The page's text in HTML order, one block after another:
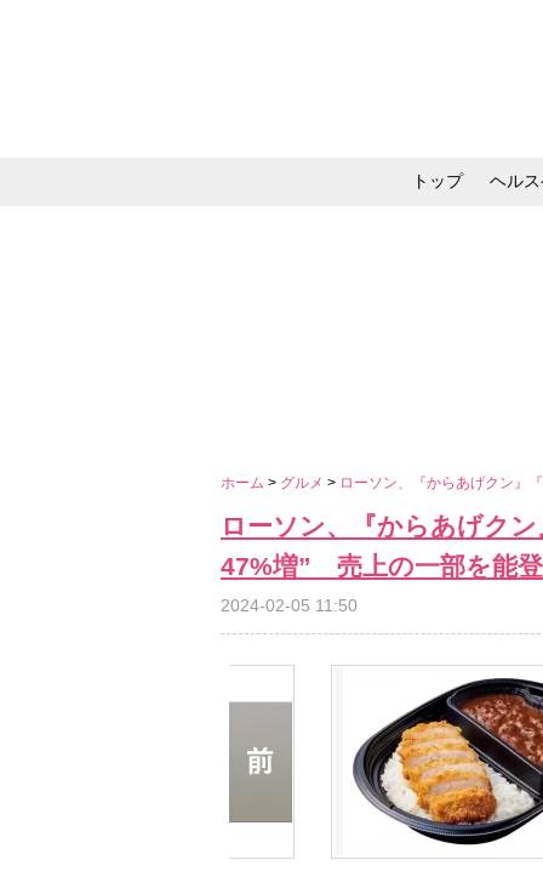
トップ ヘル
ホーム > グルメ > ローソン、『からあげクン』
ローソン、『からあげク
47%増” 売上の一部を能
2024-02-05 11:50